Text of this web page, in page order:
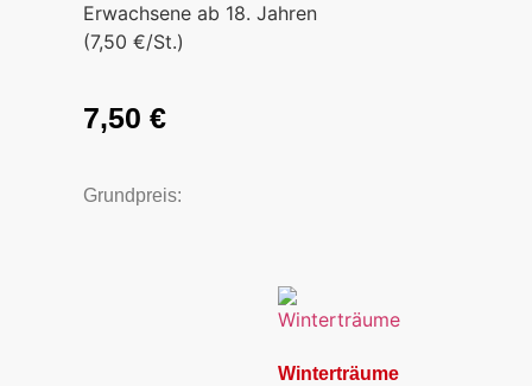
Erwachsene ab 18. Jahren
(7,50 €/St.)
7,50 €
Grundpreis:
Winterträume